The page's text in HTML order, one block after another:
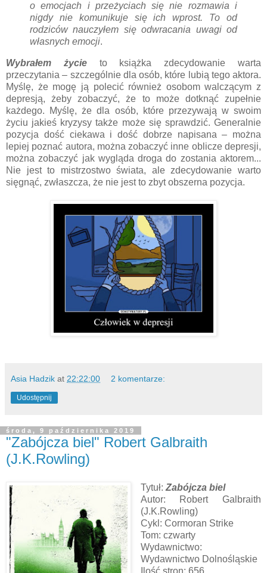
o emocjach i przeżyciach się nie rozmawia i
nigdy nie komunikuje się ich wprost. To od
rodziców nauczyłem się odwracania uwagi od
własnych emocji.
Wybrałem życieto książka zdecydowanie warta
przeczytania – szczególnie dla osób, które lubią tego aktora.
Myślę, że mogę ją polecić również osobom walczącym z
depresją, żeby zobaczyć, że to może dotknąć zupełnie
każdego. Myślę, że dla osób, które przezywają w swoim
życiu jakieś kryzysy także może się sprawdzić. Generalnie
pozycja dość ciekawa i dość dobrze napisana – można
lepiej poznać autora, można zobaczyć inne oblicze depresji,
można zobaczyć jak wygląda droga do zostania aktorem...
Nie jest to mistrzostwo świata, ale zdecydowanie warto
sięgnąć, zwłaszcza, że nie jest to zbyt obszerna pozycja.
Asia Hadzik at 22:22:00 2 komentarze:
Udostępnij
środa, 9 października 2019
"Zabójcza biel" Robert Galbraith
(J.K.Rowling)
Tytuł: Zabójcza biel
Autor: Robert Galbraith
(J.K.Rowling)
Cykl: Cormoran Strike
Tom: czwarty
Wydawnictwo:
Wydawnictwo Dolnośląskie
Ilość stron: 656